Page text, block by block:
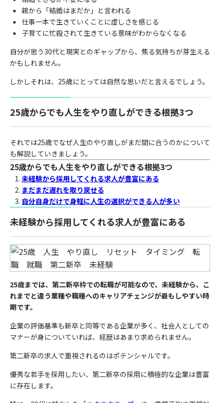
親から「結婚はまだか」と言われる
仕事一本で生きていくことに虚しさを感じる
子育てに忙殺されて生きている意味がわからなくなる
自分が思う30代と現実とのギャップから、焦る気持ちが芽生える
かもしれません。
しかしそれは、25歳にとっては自然な思いだと言えるでしょう。
25歳からでも人生をやり直しができる根拠3つ
それでは25歳でなぜ人生のやり直しがまだ間に合うのかについて
も解説していきましょう。
25歳からでも人生をやり直しができる根拠3つ
未経験から採用してくれる求人が豊富にある
まだまだ遅れを取り戻せる
自分自身だけで身軽に人生の選択ができる人が多い
未経験から採用してくれる求人が豊富にある
25歳までは、第二新卒枠での転職が可能なので、未経験から、こ
れまでと違う業種や職種へのキャリアチェンジが最もしやすい時
期です。
企業の評価基準も新卒と同等である企業が多く、社会人としての
マナーが身についていれば、経歴はあまり求められません。
第二新卒の求人で重視されるのはポテンシャルです。
優秀な若手を採用したい、第二新卒の採用に積極的な企業は豊富
に存在します。